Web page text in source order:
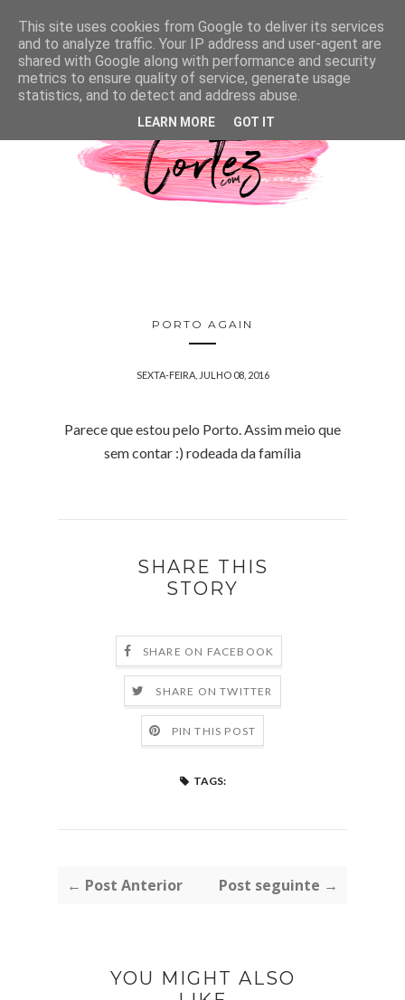
PORTO AGAIN
SEXTA-FEIRA, JULHO 08, 2016
Parece que estou pelo Porto. Assim meio que
sem contar :) rodeada da família
SHARE THIS
STORY
SHARE ON FACEBOOK
SHARE ON TWITTER
PIN THIS POST
TAGS:
← Post Anterior Post seguinte →
YOU MIGHT ALSO
This site uses cookies from Google to deliver its services
and to analyze traffic. Your IP address and user-agent are
shared with Google along with performance and security
metrics to ensure quality of service, generate usage
statistics, and to detect and address abuse.
LEARN MORE GOT IT